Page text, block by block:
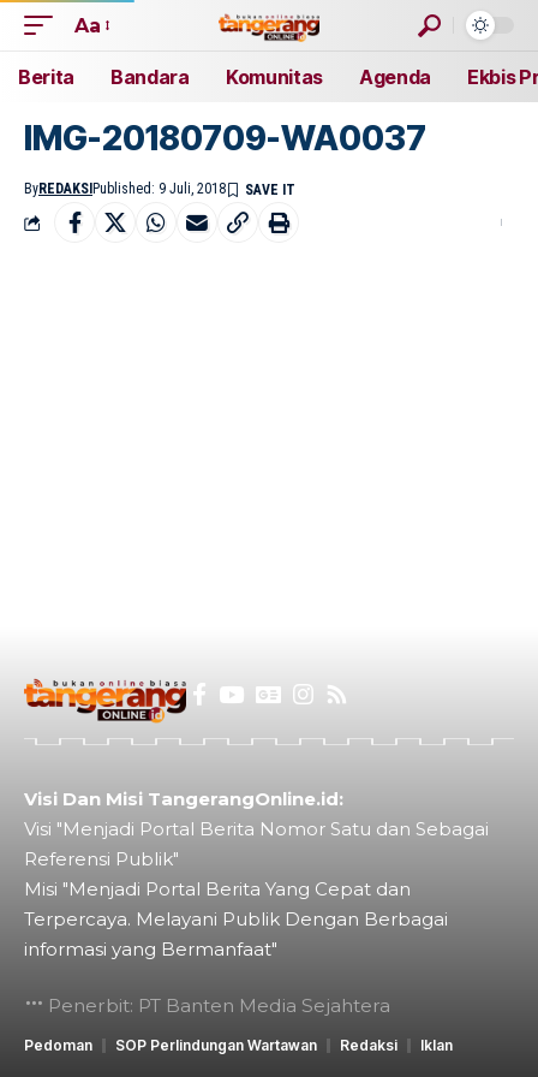
Aa
Berita Bandara Komunitas Agenda Ekbis
IMG-20180709-WA0037
ByREDAKSI Published: 9 Juli, 2018
Visi Dan Misi TangerangOnline.id:
Visi "Menjadi Portal Berita Nomor Satu dan Sebagai
Referensi Publik"
Misi "Menjadi Portal Berita Yang Cepat dan
Terpercaya. Melayani Publik Dengan Berbagai
informasi yang Bermanfaat"
Penerbit: PT Banten Media Sejahtera
Pedoman SOP Perlindungan Wartawan Redaksi Iklan